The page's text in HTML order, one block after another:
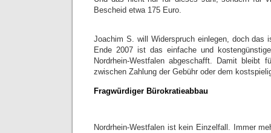
Bescheid etwa 175 Euro.
Joachim S. will Widerspruch einlegen, doch das
Ende 2007 ist das einfache und
Nordrhein-Westfalen abgeschafft. Damit bleibt
zwischen Zahlung der Gebühr oder dem
Fragwürdiger Bürokratieabbau
Nordrhein-Westfalen ist kein Einzelfall. Immer